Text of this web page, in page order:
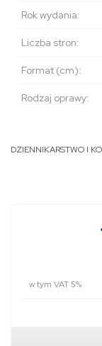
Rok wydania:
Liczba stron:
Format (cm):
Rodzaj oprawy:
DZIENNIKARSTWO I
w tym VAT 5%